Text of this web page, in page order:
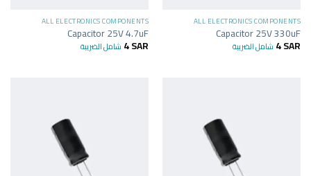
ALL ELECTRONICS COMPONENTS
Capacitor 25V 330uF
4SAR شامل الضريبة
ALL ELECTRONICS COMPONENTS
Capacitor 25V 4.7uF
4SAR شامل الضريبة